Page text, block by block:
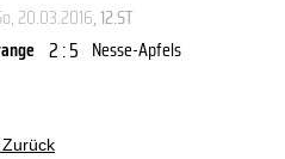
20.03.2016, 12.ST
2 : 5 Nesse-Apfels
Zurück